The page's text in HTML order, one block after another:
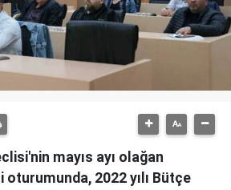
mayıs ayı olağan
oturumunda, 2022 yılı Bütçe